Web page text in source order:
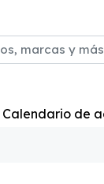
Calendario de